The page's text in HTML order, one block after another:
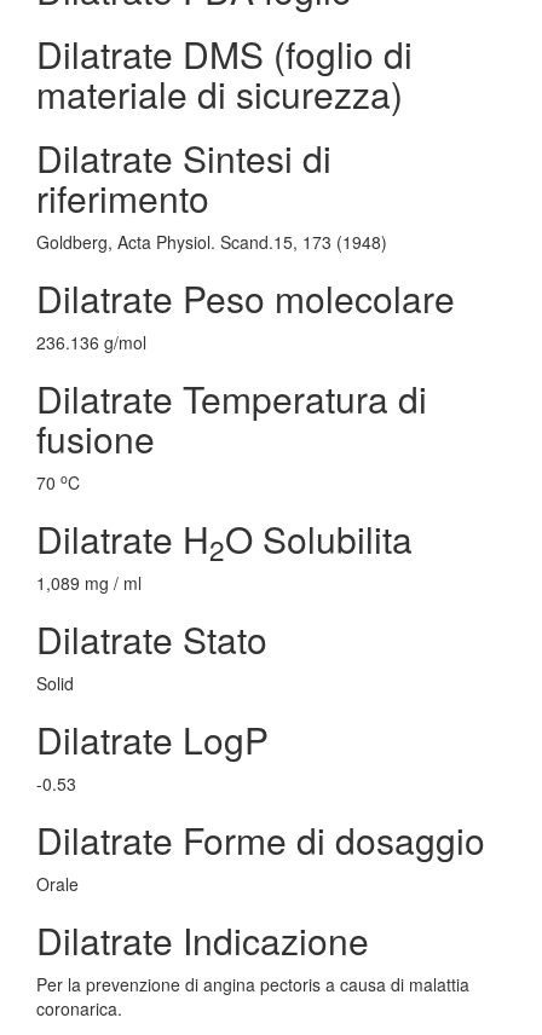
Dilatrate DMS (foglio di
materiale di sicurezza)
Dilatrate Sintesi di
riferimento
Goldberg, Acta Physiol. Scand.15, 173 (1948)
Dilatrate Peso molecolare
236.136 g/mol
Dilatrate Temperatura di
fusione
70 oC
Dilatrate H2O Solubilita
1,089 mg / ml
Dilatrate Stato
Solid
Dilatrate LogP
-0.53
Dilatrate Forme di dosaggio
Orale
Dilatrate Indicazione
Per la prevenzione di angina pectoris a causa di malattia
coronarica.